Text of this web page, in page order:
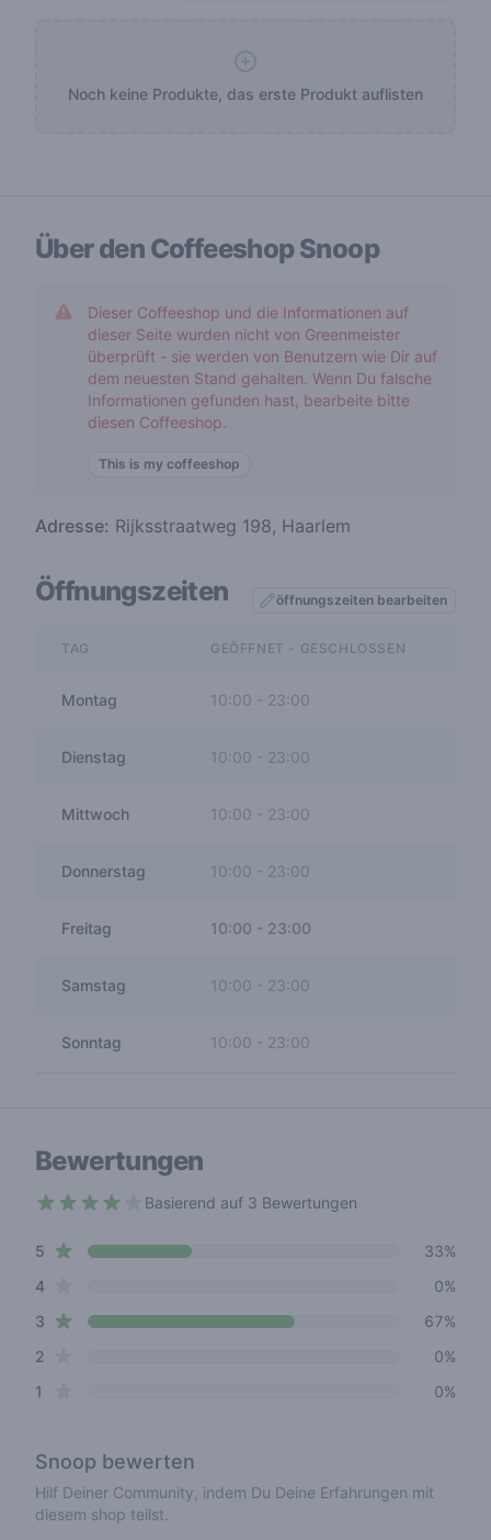
Noch keine Produkte, das erste Produkt auflisten
Über den CoffeeshopSnoop
Dieser Coffeeshop und die Informationen auf
dieser Seite wurden nicht von Greenmeister
überprüft - sie werden von Benutzern wie Dir auf
dem neuesten Stand gehalten. Wenn Du falsche
Informationen gefunden hast, bearbeite bitte
diesen Coffeeshop.
This is my coffeeshop
Adresse: Rijksstraatweg 198, Haarlem
Öffnungszeiten öffnungszeiten bearbeiten
TAG GEÖFFNET - GESCHLOSSEN
Montag 10:00 - 23:00
Dienstag 10:00 23:00
Mittwoch 10:00 - 23:00
Donnerstag 10:00 23:00
Freitag 10:00 - 23:00
Samstag 10:00 23:00
Sonntag 10:00 - 23:00
Bewertungen
Basierend auf 3 Bewertungen
Review data
5 star reviews
33%
4star reviews
0%
3 star reviews
67%
2
0%
1
0%
Snoop bewerten
Hilf Deiner Community, indem Du Deine Erfahrungen mit
diesem shop teilst.